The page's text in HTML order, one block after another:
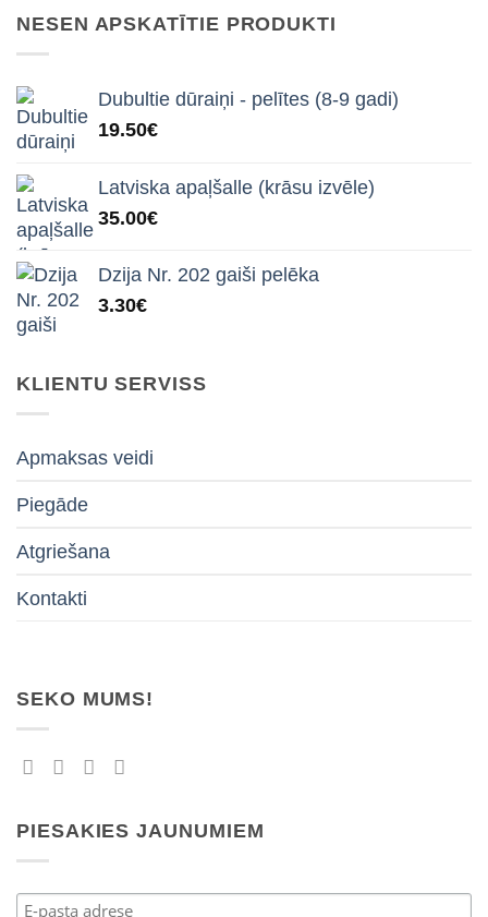
NESEN APSKATĪTIE PRODUKTI
Dubultie dūraiņi - pelītes (8-9 gadi)
19.50€
Latviska apaļšalle (krāsu izvēle)
35.00€
Dzija Nr. 202 gaiši pelēka
3.30€
KLIENTU SERVISS
Apmaksas veidi
Piegāde
Atgriešana
Kontakti
SEKO MUMS!
PIESAKIES JAUNUMIEM